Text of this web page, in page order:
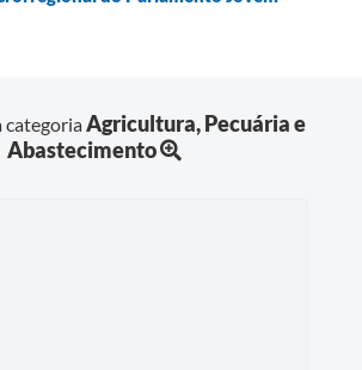
categoriaAgricultura, Pecuária e
Abastecimento